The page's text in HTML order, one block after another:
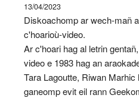
13/04/2023
Diskoachomp ar wech-mañ
c'hoarioù-video.
Ar c'hoari hag al letrin
video e 1983 hag an
Tara Lagoutte, Riwan
ganeomp evit eil rann